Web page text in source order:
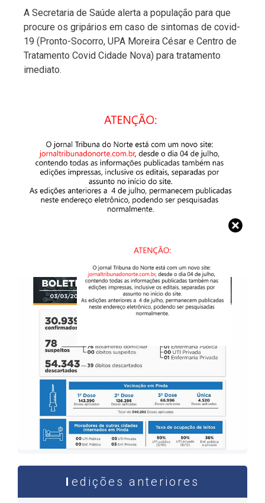
A Secretaria de Saúde alerta a população para que
procure os gripários em caso de sintomas de covid-
19 (Pronto-Socorro, UPA Moreira César e Centro de
Tratamento Covid Cidade Nova) para tratamento
imediato.
edições anteriores